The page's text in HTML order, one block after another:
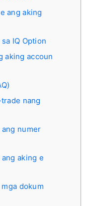
ang aking
IQ Option
aking accoun
nang
numer
aking e
dokum